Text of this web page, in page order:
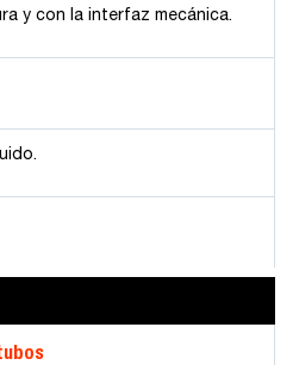
y con la interfaz mecánica.